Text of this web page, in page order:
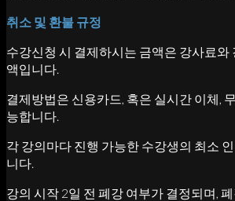
취소 및 환불 규정
수강신청 시 결제하시는 금액은 강사료와
액입니다.
결제방법은 신용카드, 혹은 실시간 이체,
능합니다.
각 강의마다 진행 가능한 수강생의 최소
니다.
강의 시작 2일 전 폐강 여부가 결정되며,